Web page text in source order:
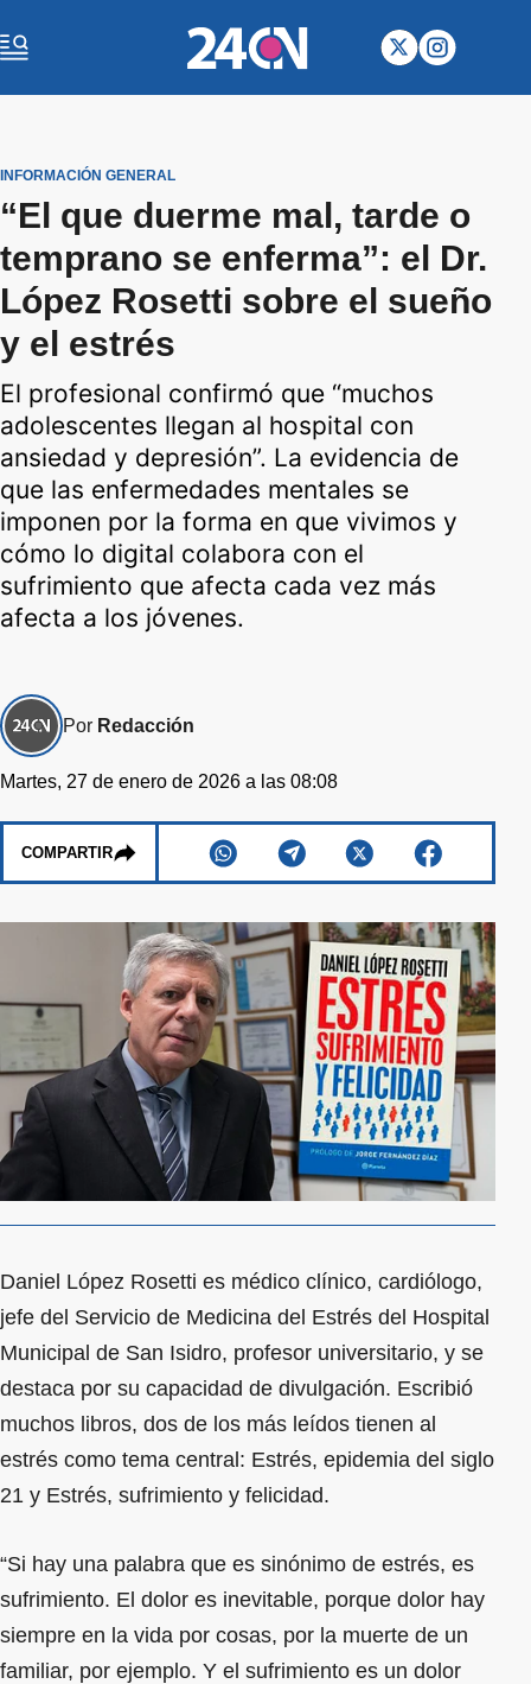
INFORMACIÓN GENERAL
“El que duerme mal, tarde o
temprano se enferma”: el Dr.
López Rosetti sobre el sueño
y el estrés
El profesional confirmó que “muchos
adolescentes llegan al hospital con
ansiedad y depresión”. La evidencia de
que las enfermedades mentales se
imponen por la forma en que vivimos y
cómo lo digital colabora con el
sufrimiento que afecta cada vez más
afecta a los jóvenes.
Por Redacción
Martes, 27 de enero de 2026 a las 08:08
COMPARTIR
Daniel López Rosetti es médico clínico, cardiólogo,
jefe del Servicio de Medicina del Estrés del Hospital
Municipal de San Isidro, profesor universitario, y se
destaca por su capacidad de divulgación. Escribió
muchos libros, dos de los más leídos tienen al
estrés como tema central: Estrés, epidemia del siglo
21 y Estrés, sufrimiento y felicidad.
“Si hay una palabra que es sinónimo de estrés, es
sufrimiento. El dolor es inevitable, porque dolor hay
siempre en la vida por cosas, por la muerte de un
familiar, por ejemplo. Y el sufrimiento es un dolor